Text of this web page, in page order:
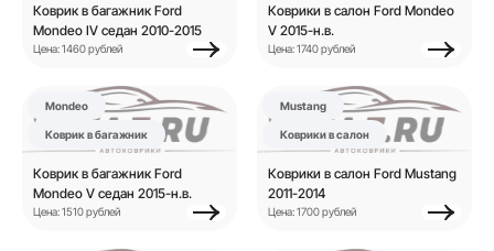
Коврик в багажник Ford
Mondeo IV седан 2010-2015
Цена: 1460 рублей
Коврики в салон Ford Mondeo
V 2015-н.в.
Цена: 1740 рублей
Mondeo
Коврик в багажник
Коврик в багажник Ford
Mondeo V седан 2015-н.в.
Цена: 1510 рублей
Mustang
Коврики в салон
Коврики в салон Ford Mustang
2011-2014
Цена: 1700 рублей